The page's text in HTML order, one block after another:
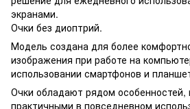
экранами.
Очки без диоптрий.
Модель создана для более
изображения при работе на
использовании смартфонов и
Очки обладают рядом
практичными в повседневном